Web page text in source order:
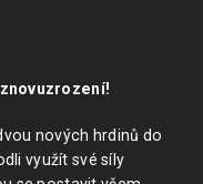
nových hrdinů do
využít své síly